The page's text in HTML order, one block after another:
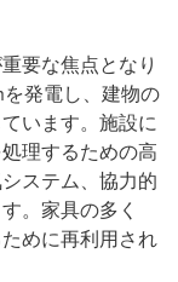
要な焦点となり
発電し、建物の
います。施設に
理するための高
ステム、協力的
。家具の多く
めに再利用され